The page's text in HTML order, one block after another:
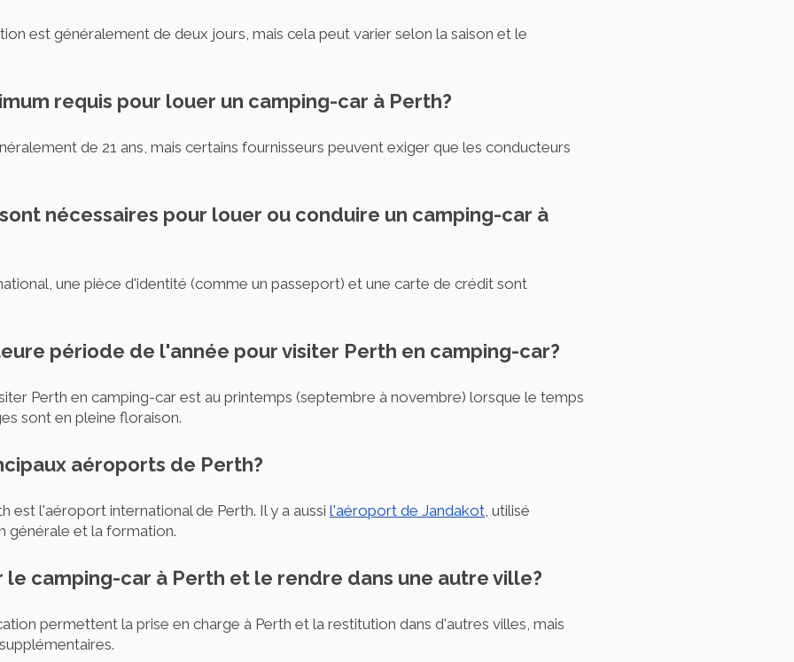
est généralement de deux jours, mais cela peut varier selon la saison et le
requis pour louer un camping-car à Perth?
de 21 ans, mais certains fournisseurs peuvent exiger que les conducteurs
nécessaires pour louer ou conduire un camping-car à
une pièce d'identité (comme un passeport) et une carte de crédit sont
période de l'année pour visiter Perth en camping-car?
Perth en camping-car est au printemps (septembre à novembre) lorsque le temps
sont en pleine floraison.
aéroports de Perth?
est l'aéroport international de Perth. Il y a aussi l'aéroport de Jandakot , utilisé
générale et la formation.
le camping-car à Perth et le rendre dans une autre ville?
permettent la prise en charge à Perth et la restitution dans d'autres villes, mais